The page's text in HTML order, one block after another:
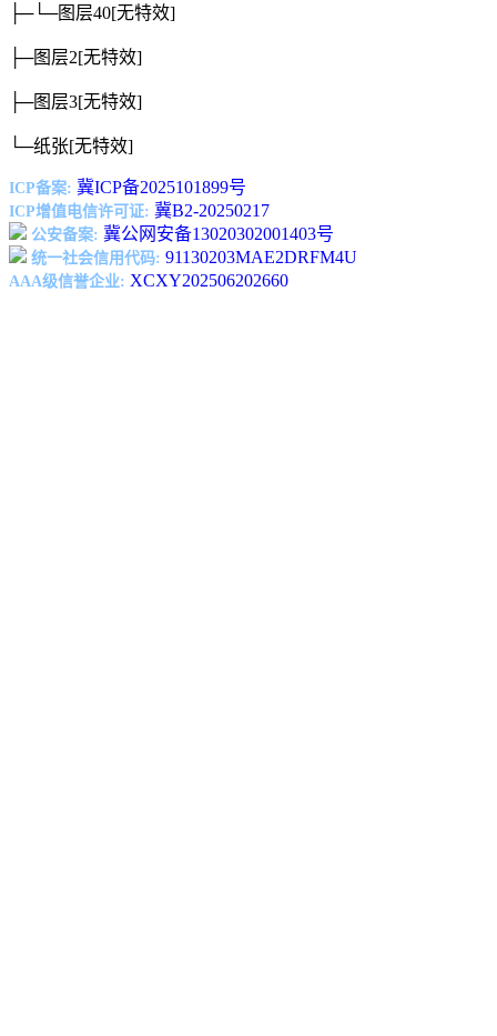
├─└─图层40[无特效]
├─图层2[无特效]
├─图层3[无特效]
└─纸张[无特效]
ICP备案: 冀ICP备2025101899号
ICP增值电信许可证: 冀B2-20250217
公安备案: 冀公网安备13020302001403号
统一社会信用代码: 91130203MAE2DRFM4U
AAA级信誉企业: XCXY202506202660